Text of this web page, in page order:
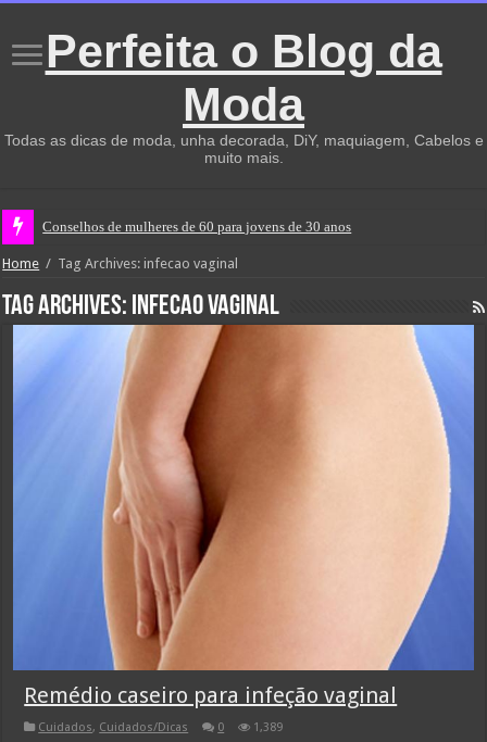
Perfeita o Blog da
Moda
Todas as dicas de moda, unha decorada, DiY, maquiagem, Cabelos e
muito mais.
Conselhos de mulheres de 60 para jovens de 30 anos
Home / Tag Archives: infecao vaginal
Tag Archives: infecao vaginal
Remédio caseiro para infeção vaginal
Cuidados, Cuidados/Dicas 0 1,389